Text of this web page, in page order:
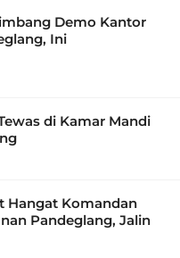
Demo Kantor
Ini
di Kamar Mandi
Hangat Komandan
Pandeglang, Jalin